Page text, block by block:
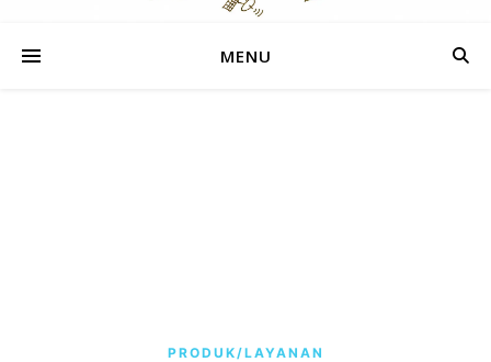
MENU
PRODUK/LAYANAN